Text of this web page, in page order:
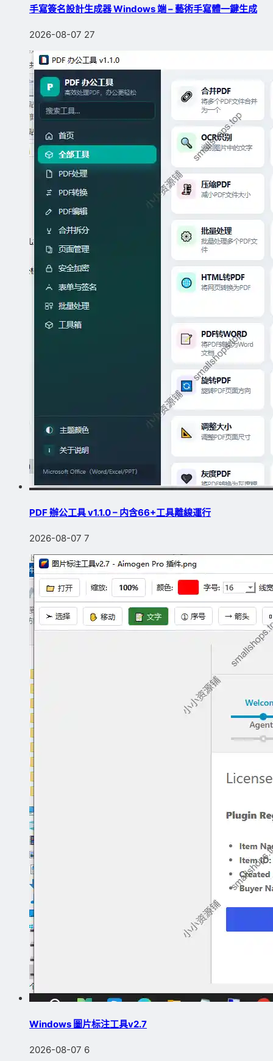
手寫簽名設計生成器 Windows 端 – 藝術手寫體一鍵生成
2026-08-07 27
PDF 辦公工具 v1.1.0 – 内含66+工具離線運行
2026-08-07 7
Windows 圖片标注工具v2.7
2026-08-07 6